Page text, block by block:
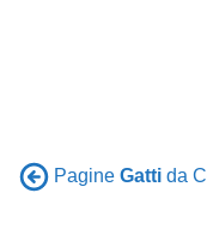
Pagine Gatti da